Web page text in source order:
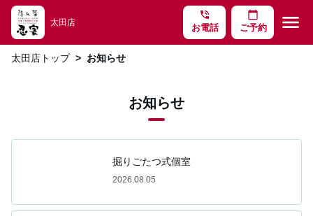
phone_in_talk
お電話
calendar_today
ご予約 menu
太田店
太田店トップ お知らせ
お知らせ
掘りごたつ式個室
2026.08.05